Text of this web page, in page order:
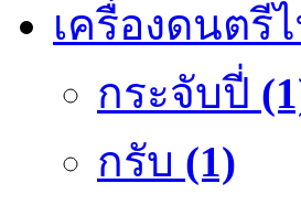
เครื่องดนตรี
กระจับปี่
กรับ (1)